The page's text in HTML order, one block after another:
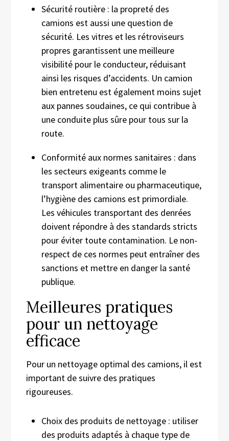
Sécurité routière : la propreté des
camions est aussi une question de
sécurité. Les vitres et les rétroviseurs
propres garantissent une meilleure
visibilité pour le conducteur, réduisant
ainsi les risques d’accidents. Un camion
bien entretenu est également moins sujet
aux pannes soudaines, ce qui contribue à
une conduite plus sûre pour tous sur la
route.
Conformité aux normes sanitaires : dans
les secteurs exigeants comme le
transport alimentaire ou pharmaceutique,
l’hygiène des camions est primordiale.
Les véhicules transportant des denrées
doivent répondre à des standards stricts
pour éviter toute contamination. Le non-
respect de ces normes peut entraîner des
sanctions et mettre en danger la santé
publique.
Meilleures pratiques
pour un nettoyage
efficace
Pour un nettoyage optimal des camions, il est
important de suivre des pratiques
rigoureuses.
Choix des produits de nettoyage : utiliser
des produits adaptés à chaque type de